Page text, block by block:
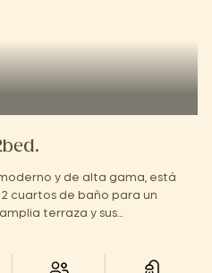
y de alta gama, está
cuartos de baño para un
terraza y sus